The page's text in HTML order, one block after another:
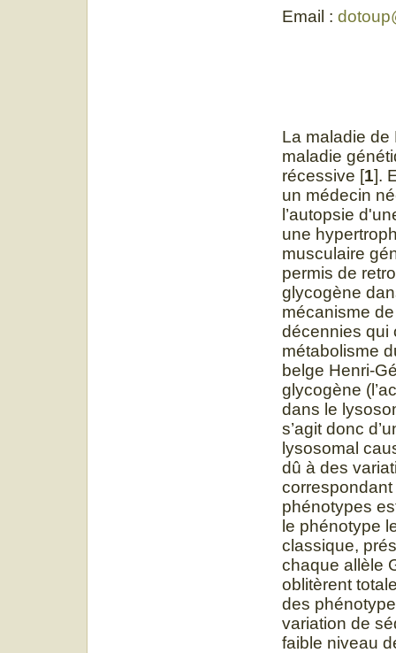
Email :
La maladie
maladie
récessive [1].
un médecin
l’autopsie
une
musculaire
permis de
glycogène
mécanisme
décennies qui
métabolisme
belge Henri-
glycogène
dans le
s’agit donc
lysosomal
dû à des
phénotypes
le phénotype
classique,
chaque allèle
oblitèrent
des
variation de
faible niveau